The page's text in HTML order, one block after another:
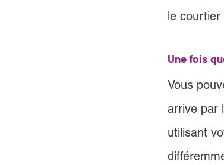
le courtier
Une fois
Vous
arrive par
utilisant